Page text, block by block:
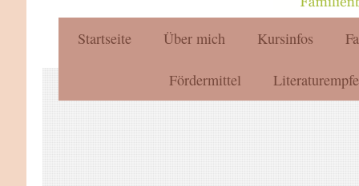
Startseite Über mich Kursinfos
Fördermittel